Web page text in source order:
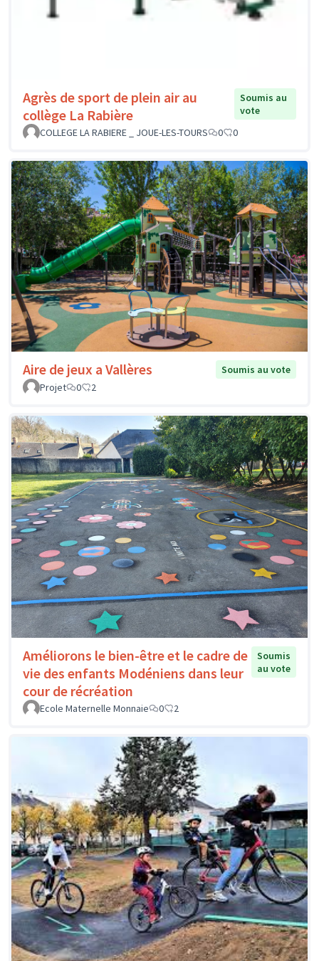
Agrès de sport de plein air au
collège La Rabière
Soumis au
vote
COLLEGE LA RABIERE _ JOUE-LES-TOURS
0 0
Aire de jeux a Vallères
Soumis au vote
Projet
0 2
Améliorons le bien-être et le cadre de
vie des enfants Modéniens dans leur
cour de récréation
Soumis
au vote
Ecole Maternelle Monnaie 0 2